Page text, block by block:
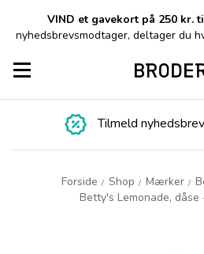
VIND et gavekort på 250 kr.
nyhedsbrevsmodtager, deltager du
Toggle navigation
Tilmeld
Forside / Shop / Mærker /
Betty's Lemonade,